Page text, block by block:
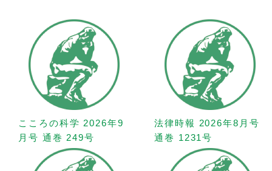
こころの科学 2026年9
月号 通巻 249号
法律時報 2026年8月号
通巻 1231号